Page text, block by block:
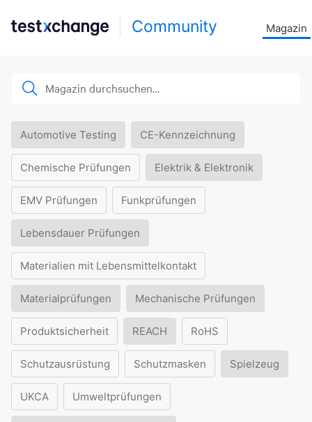
Community Magazin
Automotive Testing CE-Kennzeichnung
Chemische Prüfungen Elektrik & Elektronik
EMV Prüfungen Funkprüfungen
Lebensdauer Prüfungen
Materialien mit Lebensmittelkontakt
Materialprüfungen Mechanische Prüfungen
Produktsicherheit REACH RoHS
Schutzausrüstung Schutzmasken Spielzeug
UKCA Umweltprüfungen